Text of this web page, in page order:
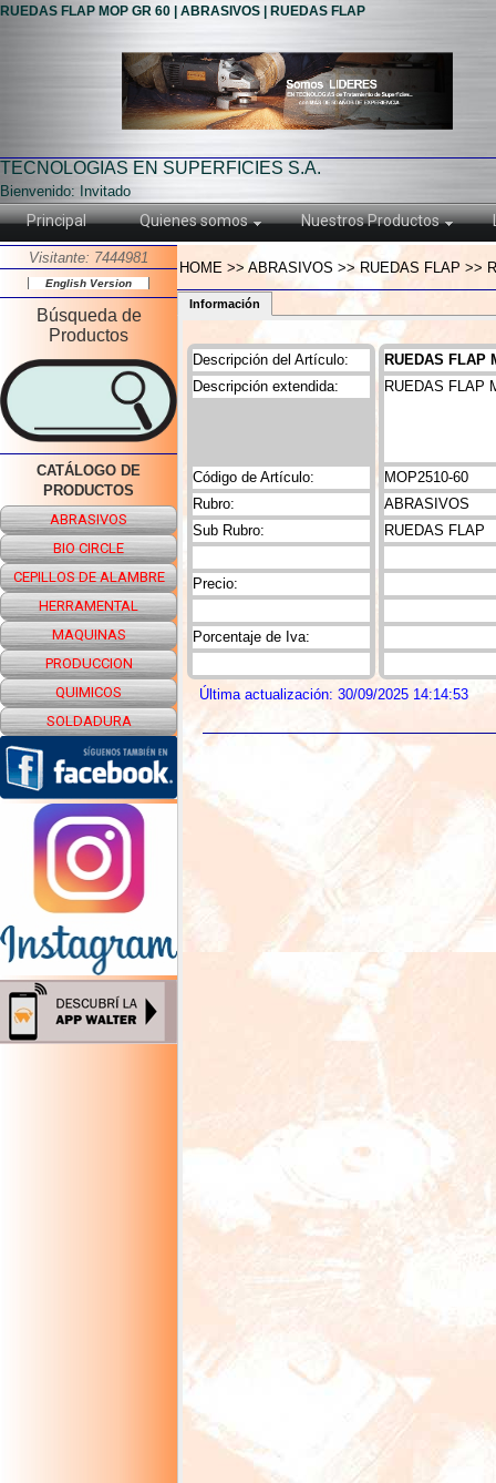
RUEDAS FLAP MOP GR 60 | ABRASIVOS | RUEDAS FLAP
TECNOLOGIAS EN SUPERFICIES S.A.
Bienvenido: Invitado
Principal Quienes somos Nuestros Productos
Visitante: 7444981
English Version
Búsqueda de
Productos
CATÁLOGO DE
PRODUCTOS
ABRASIVOS
BIO CIRCLE
CEPILLOS DE ALAMBRE
HERRAMENTAL
MAQUINAS
PRODUCCION
QUIMICOS
SOLDADURA
HOME >> ABRASIVOS >> RUEDAS FLAP >>
Información
Descripción del Artículo:
Código de Artículo:
Rubro:
Sub Rubro:
Precio:
Descripción extendida:
Porcentaje de Iva:
RUEDAS FLAP
MOP2510-60
ABRASIVOS
RUEDAS FLAP
RUEDAS FLAP
Última actualización: 30/09/2025 14:14:53